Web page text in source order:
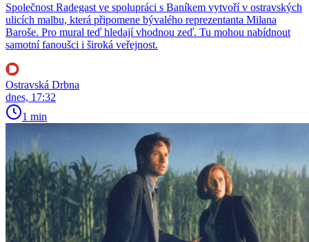
Společnost Radegast ve spolupráci s Baníkem vytvoří v ostravských
ulicích malbu, která připomene bývalého reprezentanta Milana
Baroše. Pro mural teď hledají vhodnou zeď. Tu mohou nabídnout
samotní fanoušci i široká veřejnost.
Ostravská Drbna
dnes, 17:32
1 min